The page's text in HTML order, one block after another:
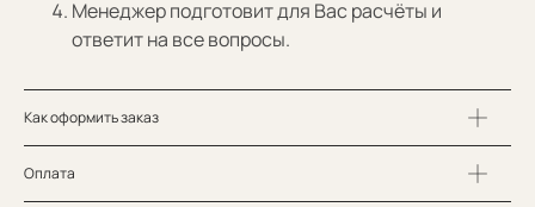
Менеджер подготовит для Вас расчёты и
ответит на все вопросы.
Как оформить заказ
Оплата